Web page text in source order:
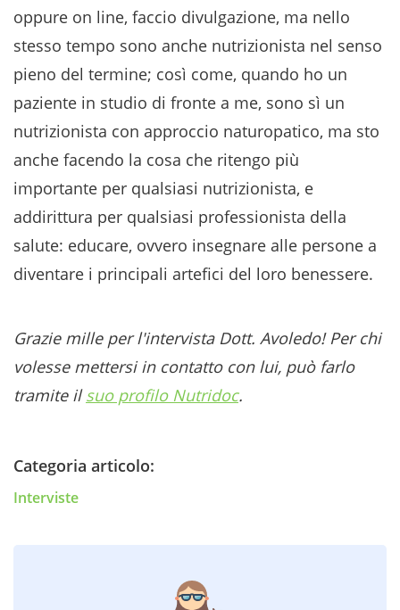
oppure on line, faccio divulgazione, ma nello
stesso tempo sono anche nutrizionista nel senso
pieno del termine; così come, quando ho un
paziente in studio di fronte a me, sono sì un
nutrizionista con approccio naturopatico, ma sto
anche facendo la cosa che ritengo più
importante per qualsiasi nutrizionista, e
addirittura per qualsiasi professionista della
salute: educare, ovvero insegnare alle persone a
diventare i principali artefici del loro benessere.
Grazie mille per l'intervista Dott. Avoledo! Per chi
volesse mettersi in contatto con lui, può farlo
tramite ilsuo profilo Nutridoc.
Categoria articolo:
Interviste